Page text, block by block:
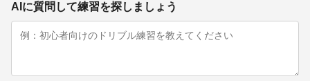
AIに質問して練習を探しましょう